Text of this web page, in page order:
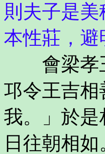
則夫子是
本性莊，
會梁孝王
邛令王吉
我。」於
日往朝相